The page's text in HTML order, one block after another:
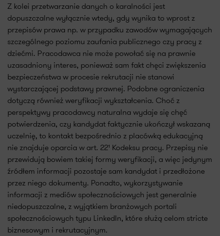
Z kolei przetwarzanie danych o karalności jest
dopuszczalne wyłącznie wtedy, gdy wynika to wprost z
przepisów prawa np. w przypadku zawodów wymagających
szczególnego poziomu zaufania publicznego czy pracy z
dziećmi. Pracodawca nie może powołać się na prawnie
uzasadniony interes, ponieważ sam fakt chęci zwiększenia
bezpieczeństwa w procesie rekrutacji nie stanowi
wystarczającej podstawy prawnej. Podobne ograniczenia
dotyczą również weryfikacji wykształcenia. Choć z
perspektywy pracodawcy naturalna wydaje się chęć
potwierdzenia, czy kandydat faktycznie ukończył wskazaną
uczelnię, to kontakt bezpośrednio z placówką edukacyjną
nie znajduje oparcia w art. 22¹ Kodeksu pracy. Przepisy nie
przewidują bowiem takiej formy weryfikacji, a więc jedynym
źródłem informacji pozostaje sam kandydat i przedłożone
przez niego dokumenty. Ponadto, wykorzystywanie
informacji z mediów społecznościowych jest generalnie
niedopuszczalne, z wyjątkiem branżowych portali
społecznościowych typu LinkedIn, które służą celom stricte
biznesowym i rekrutacyjnym.